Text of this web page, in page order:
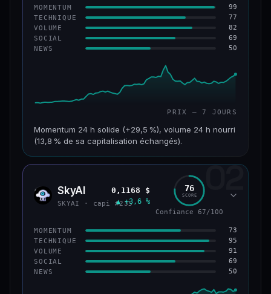
MOMENTUM 99
TECHNIQUE 77
VOLUME 82
SOCIAL 69
NEWS 50
PRIX — 7 JOURS
Momentum 24 h solide (+29,5 %), volume 24 h nourri
(13,8 % de sa capitalisation échangés).
CAP. MARCHÉ VOLUME 24 H
VAR. 7 J VAR. 30 J
+10,2 %
VS ATH
−46,4 %
CONFIANCE 56/100
02
SKYA SkyAI
SKYAI · capi #235
0,1168 $
▲ +3,6 %
76
SCORE
Confiance 67/100
MOMENTUM 73
TECHNIQUE 95
VOLUME 91
SOCIAL 69
NEWS 50